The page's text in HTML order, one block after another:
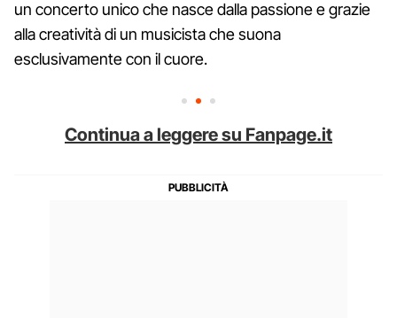
un concerto unico che nasce dalla passione e grazie
alla creatività di un musicista che suona
esclusivamente con il cuore.
Continua a leggere su Fanpage.it